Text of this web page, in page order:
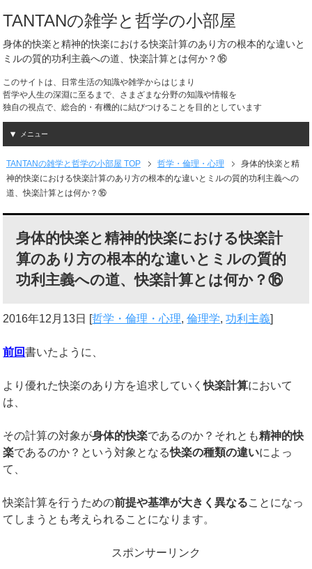
TANTANの雑学と哲学の小部屋
身体的快楽と精神的快楽における快楽計算のあり方の根本的な違いと
ミルの質的功利主義への道、快楽計算とは何か？⑯
このサイトは、日常生活の知識や雑学からはじまり
哲学や人生の深淵に至るまで、さまざまな分野の知識や情報を
独自の視点で、総合的・有機的に結びつけることを目的としています
メニュー
TANTANの雑学と哲学の小部屋 TOP 哲学・倫理・心理
身体的快楽と精
神的快楽における快楽計算のあり方の根本的な違いとミルの質的功利主義への
道、快楽計算とは何か？⑯
身体的快楽と精神的快楽における快楽計
算のあり方の根本的な違いとミルの質的
功利主義への道、快楽計算とは何か？⑯
2016年12月13日 [哲学・倫理・心理,倫理学,功利主義]
前回書いたように、
より優れた快楽のあり方を追求していく快楽計算において
は、
その計算の対象が身体的快楽であるのか？それとも精神的快
楽であるのか？という対象となる快楽の種類の違いによっ
て、
快楽計算を行うための前提や基準が大きく異なることになっ
てしまうとも考えられることになります。
スポンサーリンク